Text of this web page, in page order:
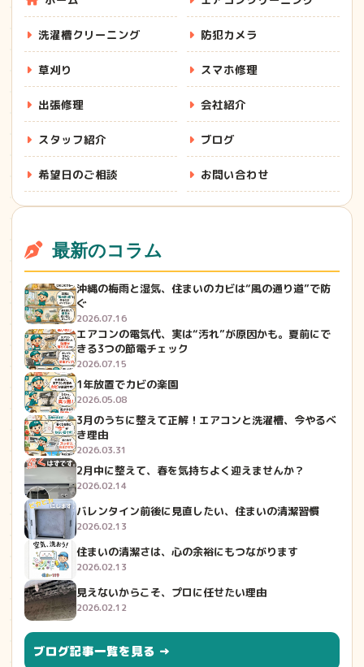
洗濯槽クリーニング 防犯カメラ
草刈り スマホ修理
出張修理 会社紹介
スタッフ紹介 ブログ
希望日のご相談 お問い合わせ
最新のコラム
沖縄の梅雨と湿気、住まいのカビは“風の通り道”で防
ぐ
2026.07.16
エアコンの電気代、実は“汚れ”が原因かも。夏前にで
きる3つの節電チェック
2026.07.15
1年放置でカビの楽園
2026.05.08
3月のうちに整えて正解！エアコンと洗濯槽、今やるべ
き理由
2026.03.31
2月中に整えて、春を気持ちよく迎えませんか？
2026.02.14
バレンタイン前後に見直したい、住まいの清潔習慣
2026.02.13
住まいの清潔さは、心の余裕にもつながります
2026.02.13
見えないからこそ、プロに任せたい理由
2026.02.12
ブログ記事一覧を見る →